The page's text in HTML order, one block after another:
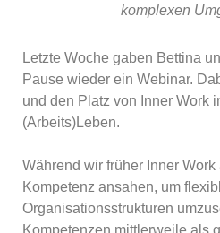
komplexen
Letzte Woche gaben Bettina
Pause wieder ein Webinar.
und den Platz von Inner Work
(Arbeits)Leben.
Während wir früher Inner
Kompetenz ansahen, um
Organisationsstrukturen